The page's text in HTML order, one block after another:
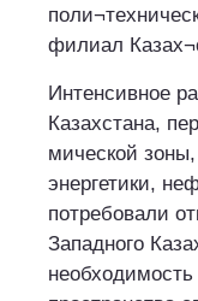
филиал
Интенсивное
Казахстана,
мической
энергетики,
потребовали
Западного